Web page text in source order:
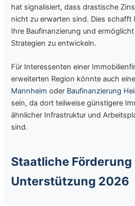
hat signalisiert, dass drastische
nicht zu erwarten sind. Dies schafft
Ihre Baufinanzierung und
Strategien zu entwickeln.
Für Interessenten einer
erweiterten Region könnte auch eine
Mannheim oder Baufinanzierung
sein, da dort teilweise günstigere
ähnlicher Infrastruktur und
sind.
Staatliche
Unterstützung 2026